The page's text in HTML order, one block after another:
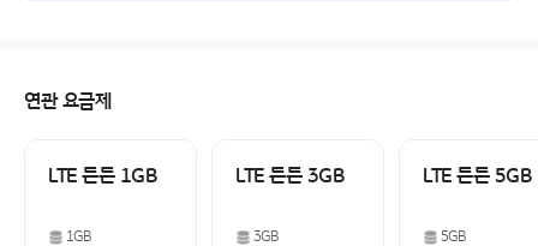
연관 요금제
LTE 든든 1GB
1GB
LTE 든든 3GB
3GB
LTE 든든 5GB
5GB